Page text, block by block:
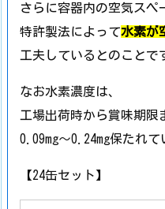
さらに容器内の空気スペ
特許製法によって水素が
工夫しているとのことで
なお水素濃度は、
工場出荷時から賞味期限
0.09mg～0.24mg保たれて
【24缶セット】